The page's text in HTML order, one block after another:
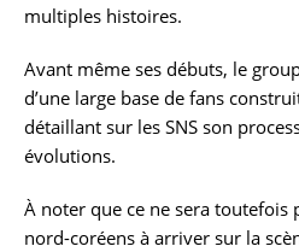
multiples histoires.
Avant même ses débuts, le
d’une large base de fans
détaillant sur les SNS son
évolutions.
À noter que ce ne sera toutefois
nord-coréens à arriver sur la